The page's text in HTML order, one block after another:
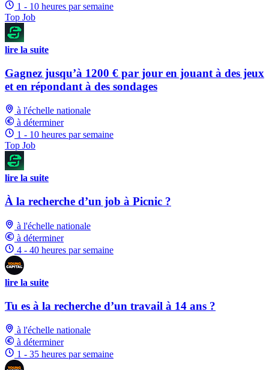
1 - 10 heures par semaine
Top Job
lire la suite
Gagnez jusqu’à 1200 € par jour en jouant à des jeux
et en répondant à des sondages
à l'échelle nationale
à déterminer
1 - 10 heures par semaine
Top Job
lire la suite
À la recherche d’un job à Picnic ?
à l'échelle nationale
à déterminer
4 - 40 heures par semaine
lire la suite
Tu es à la recherche d’un travail à 14 ans ?
à l'échelle nationale
à déterminer
1 - 35 heures par semaine